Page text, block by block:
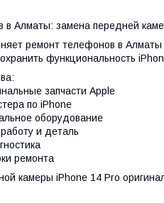
в Алматы: замена передней
ремонт телефонов в
функциональность
запчасти Apple
по iPhone
оборудование
и деталь
ремонта
камеры iPhone 14 Pro